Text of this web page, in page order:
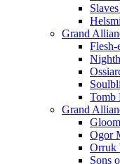
Grand
Flesh-
Tomb
Grand
Ogor
Orruk
Sons